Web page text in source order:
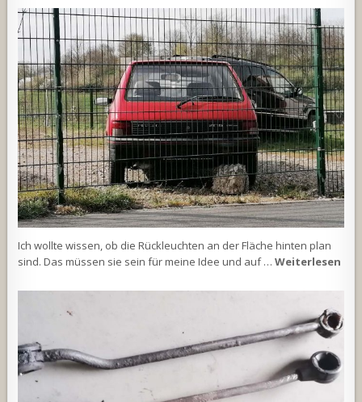
Ich wollte wissen, ob die Rückleuchten an der Fläche hinten plan
sind. Das müssen sie sein für meine Idee und auf …Weiterlesen